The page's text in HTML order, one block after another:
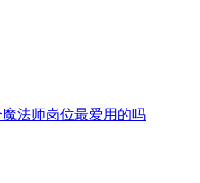
法师岗位最爱用的吗